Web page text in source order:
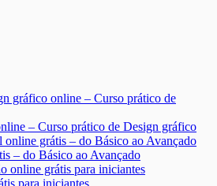
– Curso prático de Design gráfico
– do Básico ao Avançado
para iniciantes